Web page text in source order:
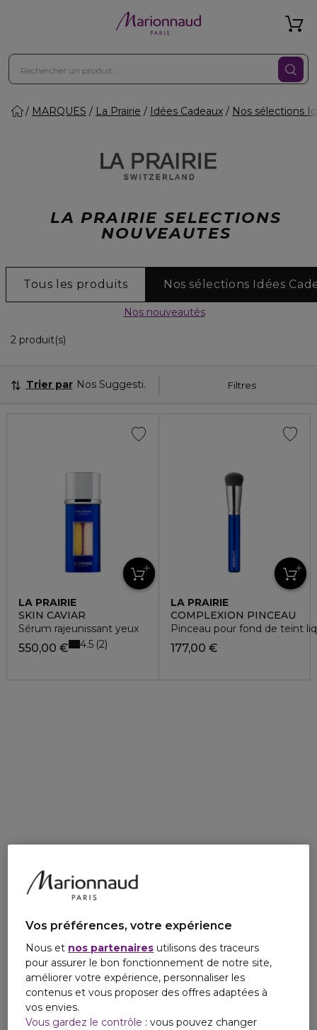
MARQUES La Prairie Idées Cadeaux Nos sélections
LA PRAIRIE SELECTIONS
NOUVEAUTES
Tous les produits Nos sélections Idées
Nos nouveautés
2 produit(s)
Filtres
Trier par Nos Suggestions
LA PRAIRIE
SKIN CAVIAR
Sérum rajeunissant yeux
550,00 € 4.5 2
LA PRAIRIE
COMPLEXION PINCEAU
Pinceau pour fond de teint
177,00 €
Vos préférences, votre expérience
Nous et nos partenaires utilisons des traceurs
pour assurer le bon fonctionnement de notre site,
améliorer votre expérience, personnaliser les
contenus et vous proposer des offres adaptées à
vos envies.
Vous gardez le contrôle : vous pouvez changer